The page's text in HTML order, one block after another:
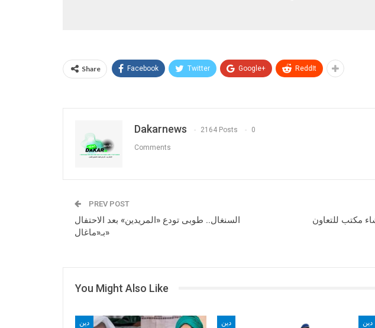
Share Facebook Twitter Google+ ReddIt
Dakarnews 2164 Posts 0
Comments
PREV POST
السنغال.. طوبى تودع «المريدين» بعد الاحتفال
بـ«ماغال»
مكتب للتعاون
You Might Also Like
دين دين دين